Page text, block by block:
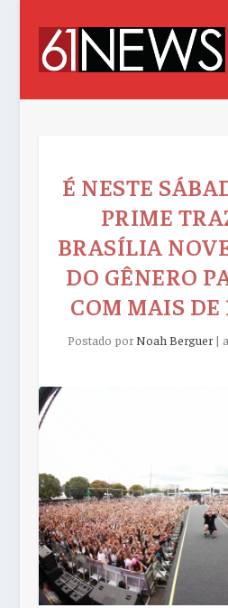
É NESTE
PRIME
BRASÍLIA
DO GÊNERO
COM MAIS DE
Postado por Noah Berguer|